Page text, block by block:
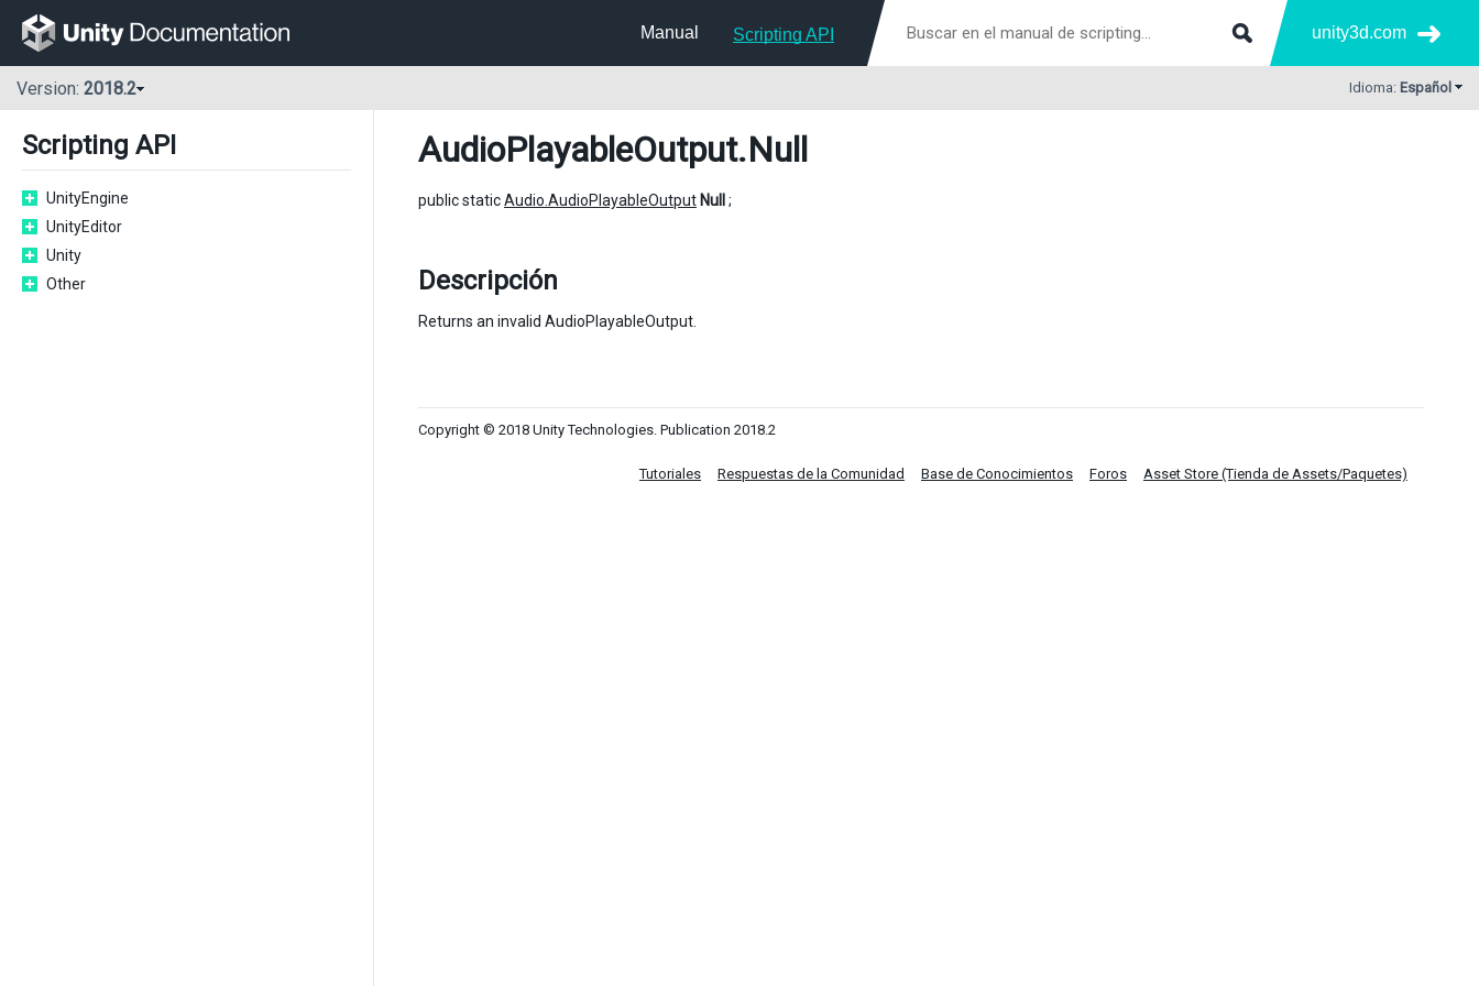
Manual Scripting API unity3d.com
Version: 2018.2 Idioma: Español
Scripting API
UnityEngine
UnityEditor
Unity
Other
AudioPlayableOutput.Null
public staticAudio.AudioPlayableOutput Null ;
Descripción
Returns an invalid AudioPlayableOutput.
Copyright © 2018 Unity Technologies. Publication 2018.2
Tutoriales Respuestas de la Comunidad Base de Conocimientos Foros Asset Store (Tienda de Assets/Paquetes)